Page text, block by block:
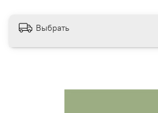
Выбрать